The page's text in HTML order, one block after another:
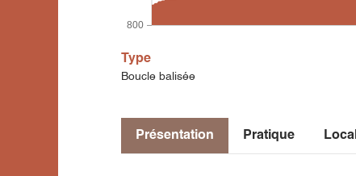
800
Type
Boucle balisée
Présentation Pratique